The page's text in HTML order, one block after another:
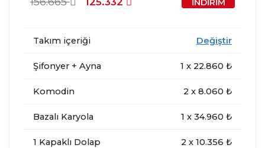
Takım içeriği Değiştir
Şifonyer + Ayna 1 x 22.860 ₺
Komodin 2 x 8.060 ₺
Bazalı Karyola 1 x 34.960 ₺
1 Kapaklı Dolap 2 x 10.356 ₺